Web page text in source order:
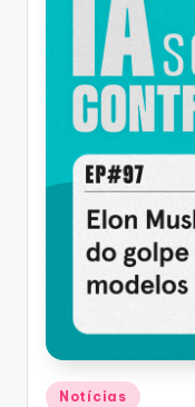
Posted
Notícias